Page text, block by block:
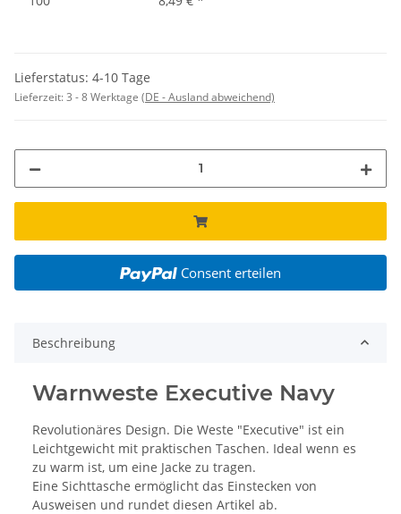
Lieferstatus: 4-10 Tage
Lieferzeit:3 - 8 Werktage (DE - Ausland abweichend)
Consent erteilen
Beschreibung
Warnweste Executive Navy
Revolutionäres Design. Die Weste "Executive" ist ein
Leichtgewicht mit praktischen Taschen. Ideal wenn es
zu warm ist, um eine Jacke zu tragen.
Eine Sichttasche ermöglicht das Einstecken von
Ausweisen und rundet diesen Artikel ab.